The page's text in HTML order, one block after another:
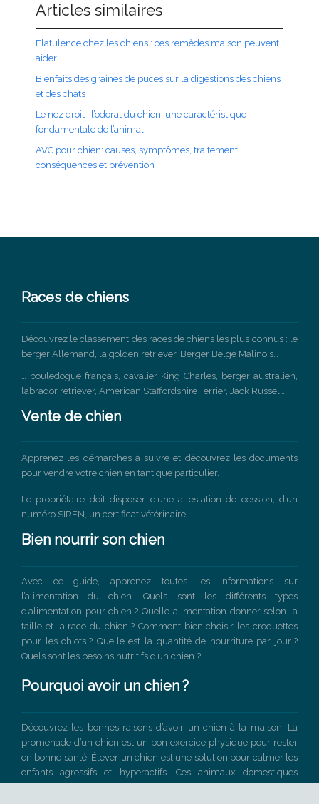
Articles similaires
Flatulence chez les chiens : ces remèdes maison peuvent
aider
Bienfaits des graines de puces sur la digestions des chiens
et des chats
Le nez droit : l’odorat du chien, une caractéristique
fondamentale de l’animal
AVC pour chien: causes, symptômes, traitement,
conséquences et prévention
Races de chiens
Découvrez le classement des races de chiens les plus connus : le
berger Allemand, la golden retriever, Berger Belge Malinois…
… bouledogue français, cavalier King Charles, berger australien,
labrador retriever, American Staffordshire Terrier, Jack Russel…
Vente de chien
Apprenez les démarches à suivre et découvrez les documents
pour vendre votre chien en tant que particulier.
Le propriétaire doit disposer d’une attestation de cession, d’un
numéro SIREN, un certificat vétérinaire…
Bien nourrir son chien
Avec ce guide, apprenez toutes les informations sur
l’alimentation du chien. Quels sont les différents types
d’alimentation pour chien ? Quelle alimentation donner selon la
taille et la race du chien ? Comment bien choisir les croquettes
pour les chiots ? Quelle est la quantité de nourriture par jour ?
Quels sont les besoins nutritifs d’un chien ?
Pourquoi avoir un chien ?
Découvrez les bonnes raisons d’avoir un chien à la maison. La
promenade d’un chien est un bon exercice physique pour rester
en bonne santé. Élever un chien est une solution pour calmer les
enfants agressifs et hyperactifs. Ces animaux domestiques